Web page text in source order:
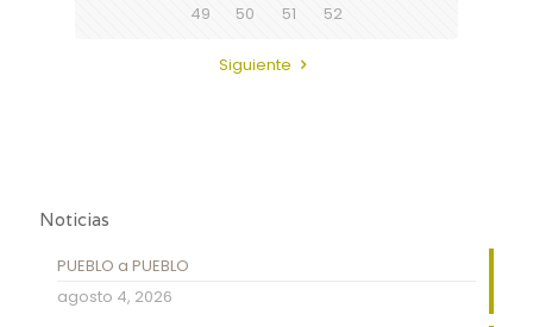
49
50 51 52
Siguiente
Noticias
PUEBLO a PUEBLO
agosto 4, 2026